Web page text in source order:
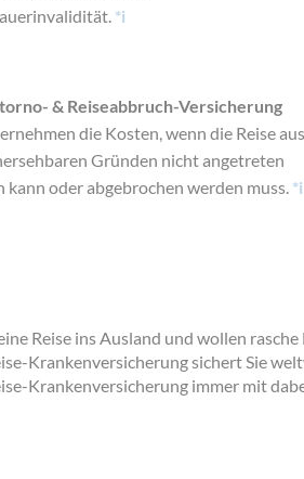
*i
& Reiseabbruch-Versicherung
die Kosten, wenn die Reise aus
Gründen nicht angetreten
kann oder abgebrochen werden muss. *i
Reise ins Ausland und wollen
Krankenversicherung sichert Sie
Krankenversicherung immer mit